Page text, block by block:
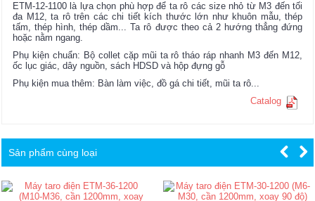
ETM-12-1100 là lựa chọn phù hợp để ta rô các size nhỏ từ M3 đến tối
đa M12, ta rô trên các chi tiết kích thước lớn như khuôn mẫu, thép
tấm, thép hình, thép dầm... Ta rô được theo cả 2 hướng thẳng đứng
hoặc nằm ngang.
Phụ kiện chuẩn: Bộ collet cặp mũi ta rô tháo ráp nhanh M3 đến M12,
ốc lục giác, dây nguồn, sách HDSD và hộp đựng gỗ
Phụ kiện mua thêm: Bàn làm việc, đồ gá chi tiết, mũi ta rô...
Catalog
Sản phẩm cùng loại